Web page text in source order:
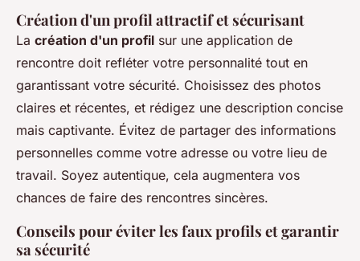
Création d'un profil attractif et sécurisant
La création d'un profil sur une application de
rencontre doit refléter votre personnalité tout en
garantissant votre sécurité. Choisissez des photos
claires et récentes, et rédigez une description concise
mais captivante. Évitez de partager des informations
personnelles comme votre adresse ou votre lieu de
travail. Soyez autentique, cela augmentera vos
chances de faire des rencontres sincères.
Conseils pour éviter les faux profils et garantir
sa sécurité